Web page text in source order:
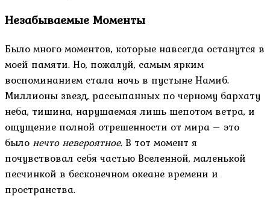
Незабываемые Моменты
Было много моментов, которые навсегда останутся в
моей памяти. Но, пожалуй, самым ярким
воспоминанием стала ночь в пустыне Намиб.
Миллионы звезд, рассыпанных по черному бархату
неба, тишина, нарушаемая лишь шепотом ветра, и
ощущение полной отрешенности от мира – это
было нечто невероятное. В тот момент я
почувствовал себя частью Вселенной, маленькой
песчинкой в бесконечном океане времени и
пространства.